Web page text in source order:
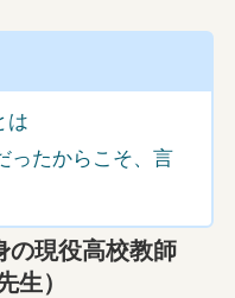
は
たからこそ、言
の現役高校教師
）